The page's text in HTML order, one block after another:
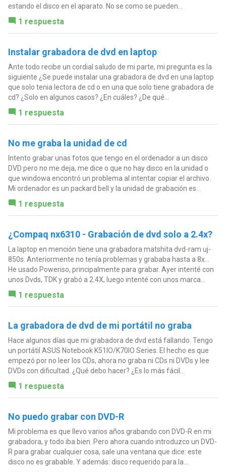
estando el disco en el aparato. No se como se pueden...
1 respuesta
Instalar grabadora de dvd en laptop
Ante todo recibe un cordial saludo de mi parte, mi pregunta es la
siguiente ¿Se puede instalar una grabadora de dvd en una laptop
que solo tenia lectora de cd o en una que solo tiene grabadora de
cd? ¿Solo en algunos casos? ¿En cuáles? ¿De qué...
1 respuesta
No me graba la unidad de cd
Intento grabar unas fotos que tengo en el ordenador a un disco
DVD pero no me deja, me dice o que no hay disco en la unidad o
que windowa encontró un problema al intentar copiar el archivo.
Mi ordenador es un packard bell y la unidad de grabación es...
1 respuesta
¿Compaq nx6310 - Grabación de dvd solo a 2.4x?
La laptop en mención tiene una grabadora matshita dvd-ram uj-
850s. Anteriormente no tenía problemas y grababa hasta a 8x...
He usado Poweriso, principalmente para grabar. Ayer intenté con
unos Dvds, TDK y grabó a 2.4X, luego intenté con unos marca...
1 respuesta
La grabadora de dvd de mi portátil no graba
Hace algunos días que mi grabadora de dvd está fallando. Tengo
un portátil ASUS Notebook K51IO/K70IO Series. El hecho es que
empezó por no leer los CDs, ahora no graba ni CDs ni DVDs y lee
DVDs con dificultad. ¿Qué debo hacer? ¿Es lo más fácil...
1 respuesta
No puedo grabar con DVD-R
Mi problema es que llevo varios años grabando con DVD-R en mi
grabadora, y todo iba bien. Pero ahora cuando introduzco un DVD-
R para grabar cualquier cosa, sale una ventana que dice: este
disco no es grabable. Y además: disco requerido para la...